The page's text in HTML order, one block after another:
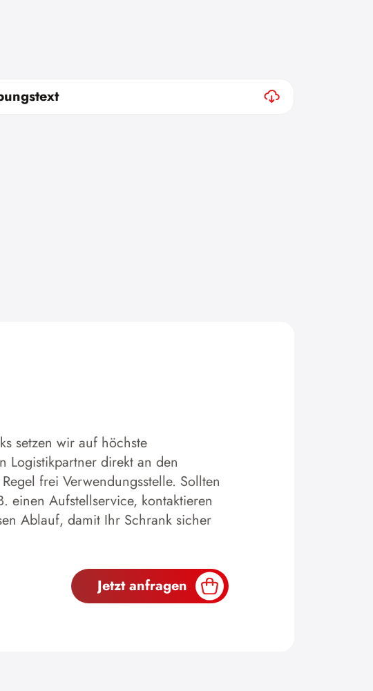
setzen wir auf höchste
Logistikpartner direkt an den
frei Verwendungsstelle. Sollten
einen Aufstellservice, kontaktieren
Ablauf, damit Ihr Schrank sicher
Jetzt anfragen